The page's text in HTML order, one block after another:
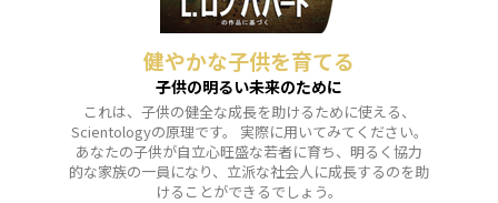
健やかな子供を育てる
子供の明るい未来のために
これは、子供の健全な成長を助けるために使える、
Scientologyの原理です。 実際に用いてみてください。
あなたの子供が自立心旺盛な若者に育ち、明るく協力
的な家族の一員になり、立派な社会人に成長するのを助
けることができるでしょう。